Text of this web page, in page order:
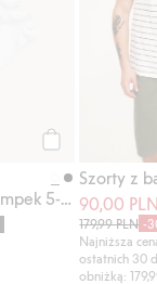
90,00
179,99 PLN -
Najniższa
ostatnich 30
obniżką: